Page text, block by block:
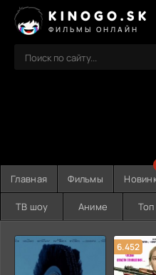
KINOGO.SK
ФИЛЬМЫ ОНЛАЙН
Главная Фильмы
ТВ шоу Аниме Топ
6.452